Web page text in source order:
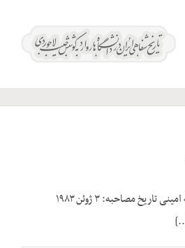
روایت‌کننده: آقای نصرت‌الله امینی تاریخ مصاحبه: ۳ ژوئن ۱۹۸۳